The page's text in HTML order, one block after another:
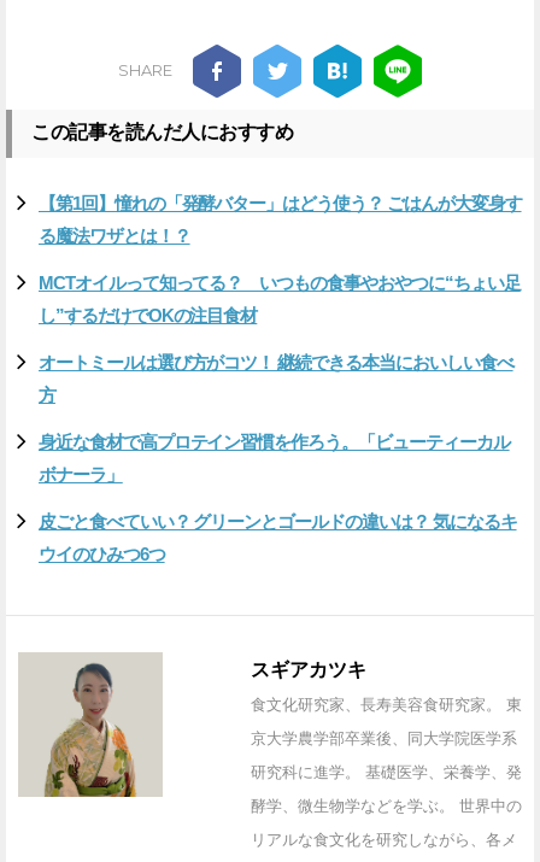
SHARE
この記事を読んだ人におすすめ
【第1回】憧れの「発酵バター」はどう使う？ ごはんが大変身す
る魔法ワザとは！？
MCTオイルって知ってる？ いつもの食事やおやつに“ちょい足
し”するだけでOKの注目食材
オートミールは選び方がコツ！ 継続できる本当においしい食べ
方
身近な食材で高プロテイン習慣を作ろう。「ビューティーカル
ボナーラ」
皮ごと食べていい？ グリーンとゴールドの違いは？ 気になるキ
ウイのひみつ6つ
スギアカツキ
食文化研究家、長寿美容食研究家。 東
京大学農学部卒業後、同大学院医学系
研究科に進学。 基礎医学、栄養学、発
酵学、微生物学などを学ぶ。 世界中の
リアルな食文化を研究しながら、各メ